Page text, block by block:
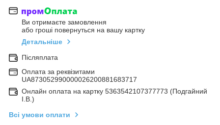
Ви отримаєте замовлення
або гроші повернуться на вашу картку
Детальніше
Післяплата
Оплата за реквізитами
UA873052990000026200881683717
Онлайн оплата на картку 5363542107377773 (Подгайний
І.В.)
Всі умови оплати